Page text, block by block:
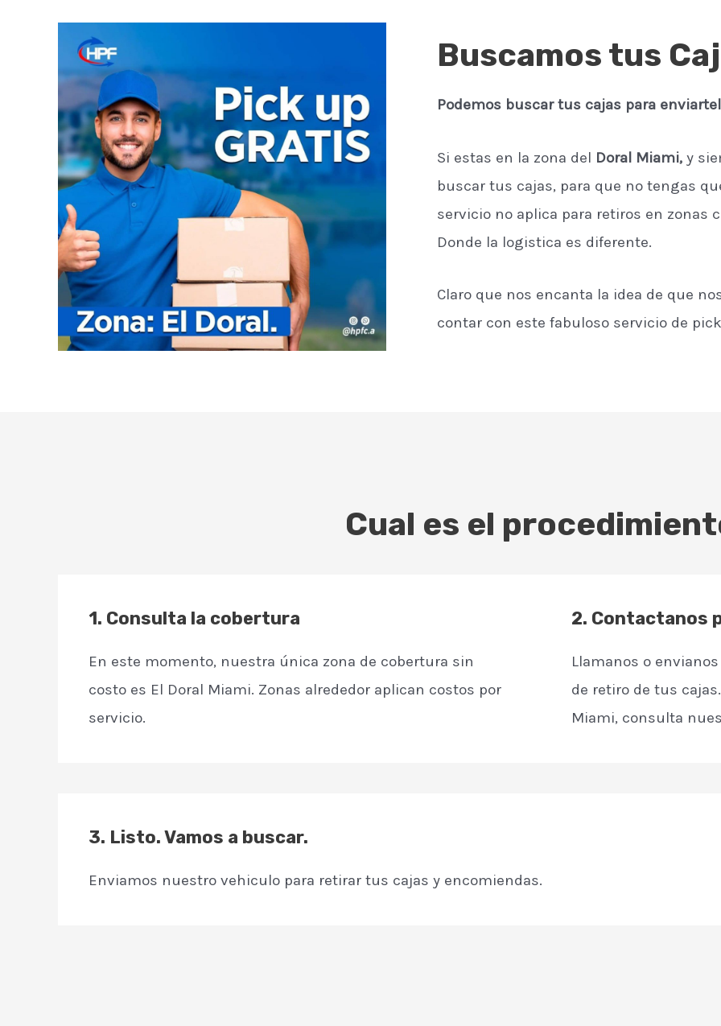
Buscamos tus
Podemos buscar tus cajas para
Si estas en la zona del Doral Miami, y
buscar tus cajas, para que no tengas
servicio no aplica para retiros en zonas
Donde la logistica es diferente.
Claro que nos encanta la idea de que
contar con este fabuloso servicio de
Cual es el
1. Consulta la cobertura
En este momento, nuestra única zona de cobertura sin
costo es El Doral Miami. Zonas alrededor aplican costos por
servicio.
2. Contactanos
Llamanos o
de retiro de tus
Miami, consulta
3. Listo. Vamos a buscar.
Enviamos nuestro vehiculo para retirar tus cajas y encomiendas.